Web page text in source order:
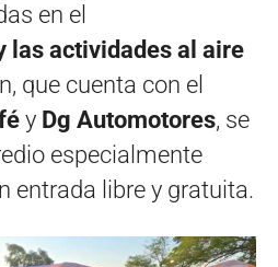
en el
las actividades al aire
que cuenta con el
y Dg Automotores, se
especialmente
entrada libre y gratuita.